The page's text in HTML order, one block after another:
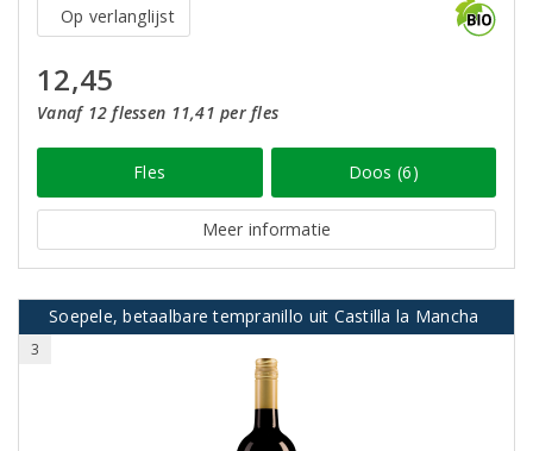
Op verlanglijst
12,45
Vanaf 12 flessen 11,41 per fles
Fles Doos (6)
Meer informatie
Soepele, betaalbare tempranillo uit Castilla la Mancha
3